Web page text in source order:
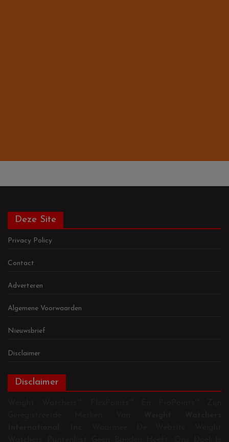
Deze Site
Privacy Policy
Contact
Adverteren
Algemene Voorwaarden
Nieuwsbrief
Disclaimer
Disclaimer